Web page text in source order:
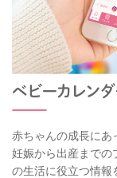
赤ちゃんの成長にあ
妊娠から出産までの
の生活に役立つ情報